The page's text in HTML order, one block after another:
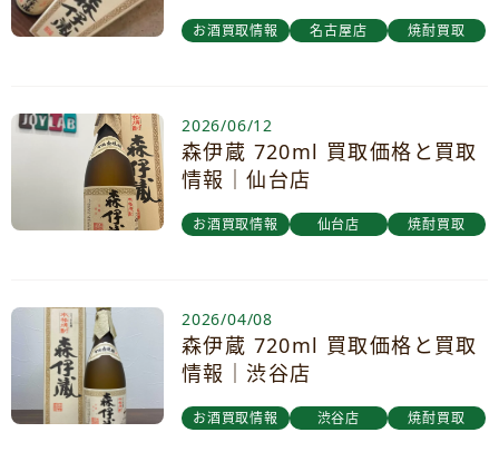
お酒買取情報 名古屋店 焼酎買取
2026/06/12
森伊蔵 720ml 買取価格と買取
情報｜仙台店
お酒買取情報 仙台店 焼酎買取
2026/04/08
森伊蔵 720ml 買取価格と買取
情報｜渋谷店
お酒買取情報 渋谷店 焼酎買取